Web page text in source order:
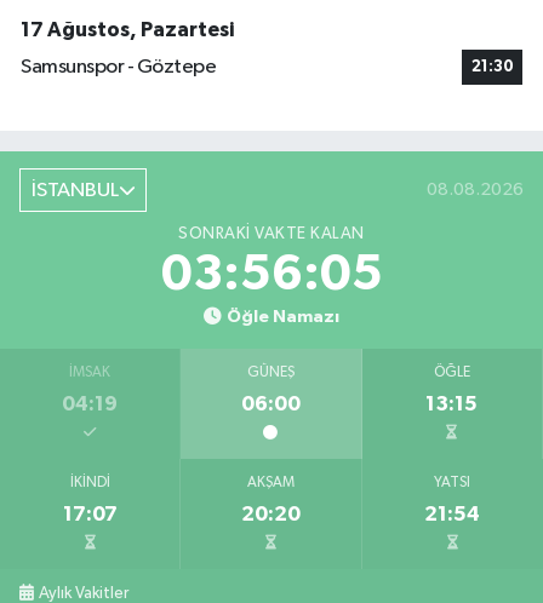
17 Ağustos, Pazartesi
Samsunspor - Göztepe
21:30
İSTANBUL 08.08.2026
SONRAKI VAKTE KALAN
03:56:05
Öğle Namazı
İMSAK
04:19
GÜNEŞ
06:00
ÖĞLE
13:15
İKINDI
17:07
AKŞAM
20:20
YATSI
21:54
Aylık Vakitler